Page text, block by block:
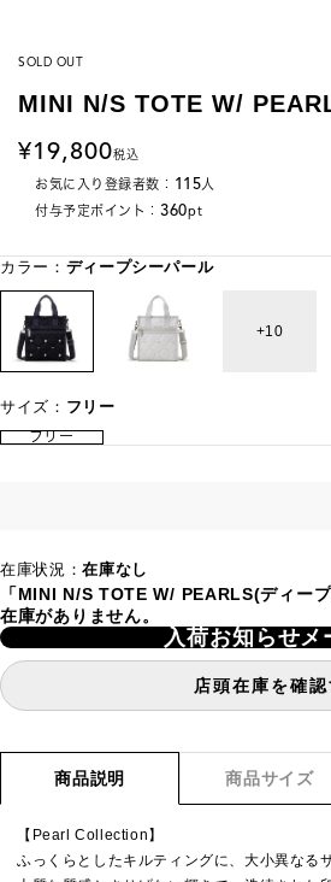
SOLD OUT
MINI N/S TOTE W/
19,800税込
お気に入り登録者数： 115人
付与予定ポイント： 360pt
カラー： ディープシーパール
10
サイズ： フリー
フリー
在庫状況：在庫なし
「MINI N/S TOTE W/ PEARLS(ディー
在庫がありません。
入荷お知らせメ
店頭在庫を確認
商品説明 商品サイズ
【Pearl Collection】
ふっくらとしたキルティングに、大小異なる